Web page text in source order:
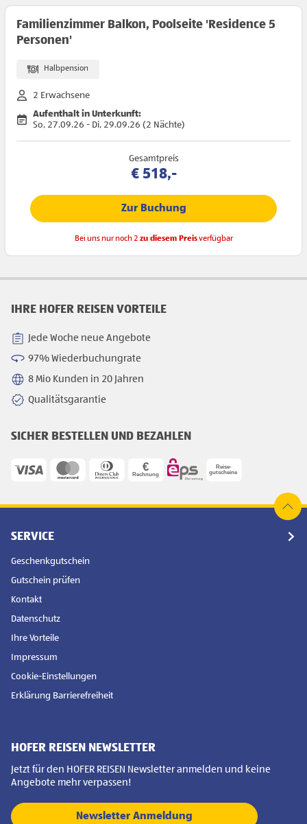
Familienzimmer Balkon, Poolseite 'Residence 5
Personen'
Halbpension
2 Erwachsene
Aufenthalt in Unterkunft:
So, 27.09.26 - Di, 29.09.26 (2 Nächte)
Gesamtpreis
€ 518,-
Zur Buchung
Bei uns nur noch 2 zu diesem Preisverfügbar
IHRE HOFER REISEN VORTEILE
Jede Woche neue Angebote
97% Wiederbuchungrate
8 Mio Kunden in 20 Jahren
Qualitätsgarantie
SICHER BESTELLEN UND BEZAHLEN
SERVICE
Geschenkgutschein
Gutschein prüfen
Kontakt
Datenschutz
Ihre Vorteile
Impressum
Cookie-Einstellungen
Erklärung Barrierefreiheit
HOFER REISEN NEWSLETTER
Jetzt für den HOFER REISEN Newsletter anmelden und keine
Angebote mehr verpassen!
Newsletter Anmeldung